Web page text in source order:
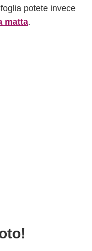
potete invece
matta.